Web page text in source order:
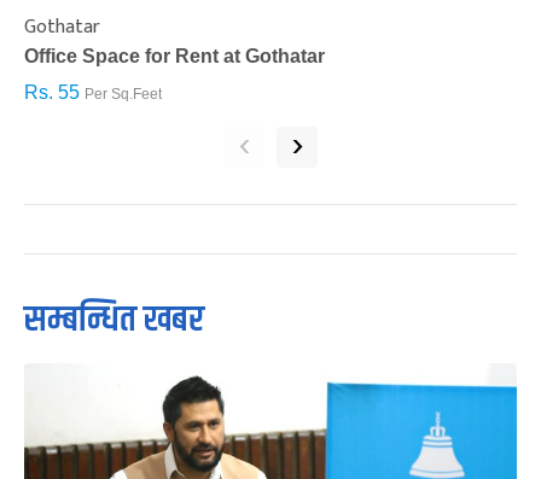
Gothatar
Office Space for Rent at Gothatar
Rs. 55 Per Sq.Feet
‹ ›
सम्बन्धित खबर